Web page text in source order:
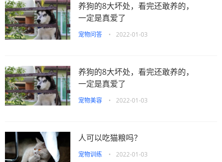
养狗的8大坏处，看完还敢养的，
一定是真爱了
宠物问答 • 2022-01-03
养狗的8大坏处，看完还敢养的，
一定是真爱了
宠物美容 • 2022-01-03
人可以吃猫粮吗？
宠物训练 • 2022-01-03